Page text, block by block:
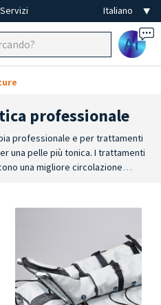
Ai
professionale
professionale e per trattamenti
una pelle più tonica. I trattamenti
una migliore circolazione
al sistema sanguigno e al
sanguigna, sul drenaggio
in generale. Il pressomassaggio è
sul sistema sanguigno e
alle gambe. E'
degli inestetismi dati dalla
pressoterapia sono dotati di